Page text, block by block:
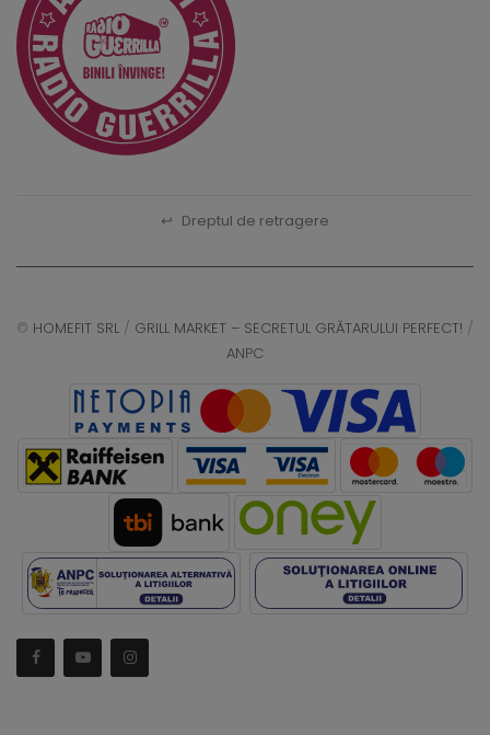
↩ Dreptul de retragere
© HOMEFIT SRL / GRILL MARKET – SECRETUL GRĂTARULUI PERFECT! /
ANPC